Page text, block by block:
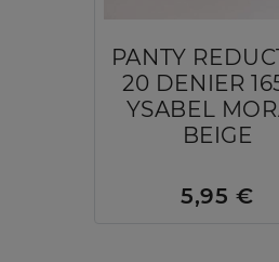
PANTY
20 DENIER
YSABEL
BEIGE
5,95 €